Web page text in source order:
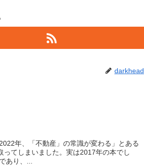
darkhead
年、「不動産」の常識が変わる」とある
てしまいました。実は2017年の本でし
あり、...